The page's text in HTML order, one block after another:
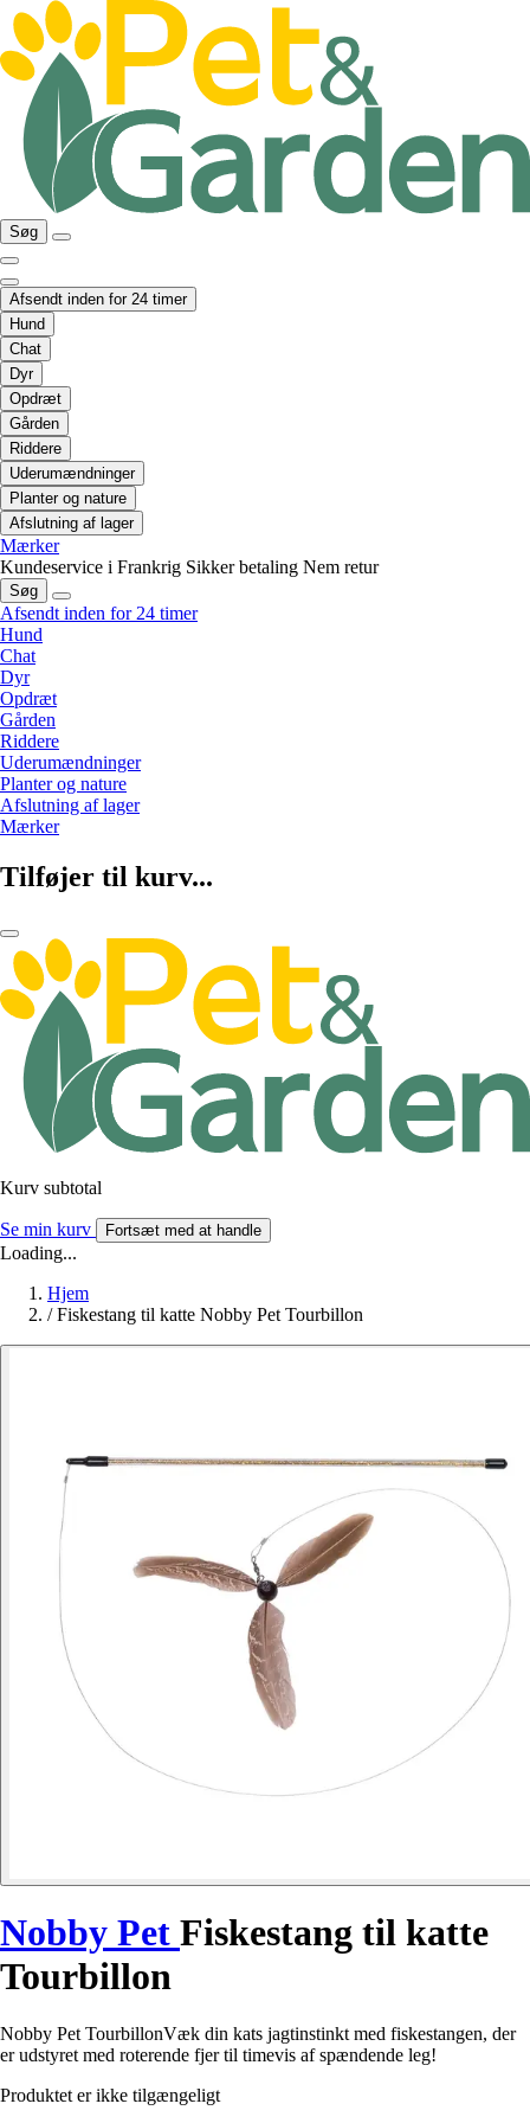
Søg
Afsendt inden for 24 timer
Hund
Chat
Dyr
Opdræt
Gården
Riddere
Uderumændninger
Planter og nature
Afslutning af lager
Mærker
Kundeservice i Frankrig Sikker betaling Nem retur
Søg
Afsendt inden for 24 timer
Hund
Chat
Dyr
Opdræt
Gården
Riddere
Uderumændninger
Planter og nature
Afslutning af lager
Mærker
Tilføjer til kurv...
Kurv subtotal
Se min kurv Fortsæt med at handle
Loading...
Hjem
/ Fiskestang til katte Nobby Pet Tourbillon
Nobby Pet Fiskestang til katte
Tourbillon
Nobby Pet TourbillonVæk din kats jagtinstinkt med fiskestangen, der
er udstyret med roterende fjer til timevis af spændende leg!
Produktet er ikke tilgængeligt